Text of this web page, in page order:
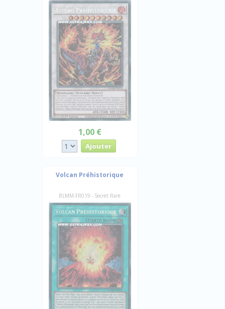
1,00 €
Volcan Préhistorique
BLMM-FR019 - Secret Rare